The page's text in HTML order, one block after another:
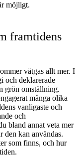
möjligt.
framtidens
vätgas allt mer. I
och deklarerade
grön omställning.
många olika
vanligaste och
och
bland annat veta mer
den kan användas.
som finns, och hur